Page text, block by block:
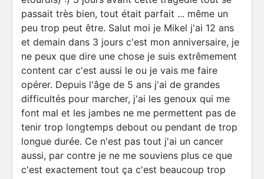
passait très bien, tout était parfait ... même un
peu trop peut être. Salut moi je Mikel j'ai 12 ans
et demain dans 3 jours c'est mon anniversaire, je
ne peux que dire une chose je suis extrêmement
content car c'est aussi le ou je vais me faire
opérer. Depuis l'âge de 5 ans j'ai de grandes
difficultés pour marcher, j'ai les genoux qui me
font mal et les jambes ne me permettent pas de
tenir trop longtemps debout ou pendant de trop
longue durée. Ce n'est pas tout j'ai un cancer
aussi, par contre je ne me souviens plus ce que
c'est exactement tout ça c'est beaucoup trop